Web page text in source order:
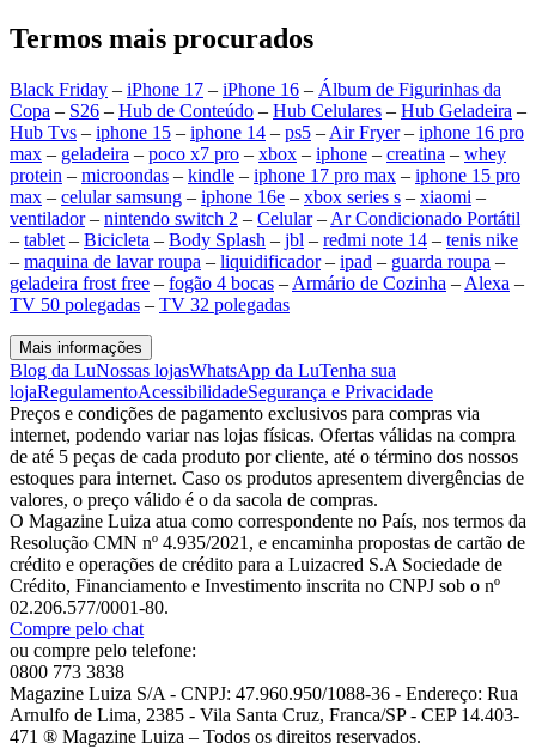
Termos mais procurados
Black Friday – iPhone 17 – iPhone 16 – Álbum de Figurinhas da
Copa – S26 – Hub de Conteúdo – Hub Celulares – Hub Geladeira –
Hub Tvs – iphone 15 – iphone 14 – ps5 – Air Fryer– iphone 16 pro
max – geladeira – poco x7 pro – xbox – iphone – creatina – whey
protein – microondas – kindle – iphone 17 pro max – iphone 15 pro
max – celular samsung – iphone 16e – xbox series s – xiaomi –
ventilador– nintendo switch 2 – Celular– Ar Condicionado Portátil
– tablet – Bicicleta – Body Splash – jbl – redmi note 14 – tenis nike
– maquina de lavar roupa – liquidificador– ipad – guarda roupa –
geladeira frost free – fogão 4 bocas – Armário de Cozinha – Alexa –
TV 50 polegadas – TV 32 polegadas
Mais informações
Blog da LuNossas lojasWhatsApp da LuTenha sua
lojaRegulamentoAcessibilidadeSegurança e Privacidade
Preços e condições de pagamento exclusivos para compras via
internet, podendo variar nas lojas físicas. Ofertas válidas na compra
de até 5 peças de cada produto por cliente, até o término dos nossos
estoques para internet. Caso os produtos apresentem divergências de
valores, o preço válido é o da sacola de compras.
O Magazine Luiza atua como correspondente no País, nos termos da
Resolução CMN nº 4.935/2021, e encaminha propostas de cartão de
crédito e operações de crédito para a Luizacred S.A Sociedade de
Crédito, Financiamento e Investimento inscrita no CNPJ sob o nº
02.206.577/0001-80.
Compre pelo chat
ou compre pelo telefone:
0800 773 3838
Magazine Luiza S/A - CNPJ: 47.960.950/1088-36 - Endereço: Rua
Arnulfo de Lima, 2385 - Vila Santa Cruz, Franca/SP - CEP 14.403-
471 ® Magazine Luiza – Todos os direitos reservados.